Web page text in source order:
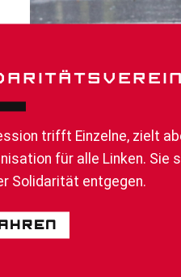
trifft Einzelne, zielt
für alle Linken.
Solidarität entgegen.